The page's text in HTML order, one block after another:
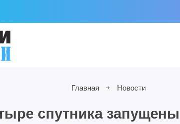
Главная Новости
спутника